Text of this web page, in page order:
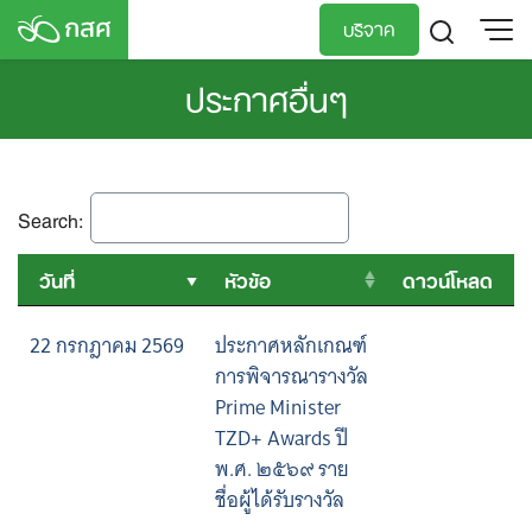
Skip
บริจาค
ประกาศอื่นๆ
Search:
วันที่
หัวข้อ ดาวน์โหลด
22 กรกฎาคม 2569
ประกาศหลักเกณฑ์
การพิจารณารางวัล
Prime Minister
TZD+ Awards ปี
พ.ศ. ๒๕๖๙ ราย
ชื่อผู้ได้รับรางวัล